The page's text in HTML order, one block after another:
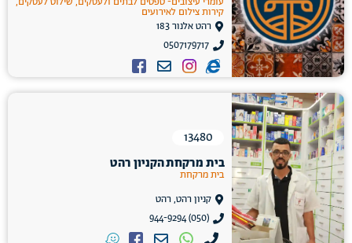
קירות צילום לאירועים
רהט אלנור 183
0507179717
13480
בית מרקחת הקניון רהט
בית מרקחת
קניון רהט, רהט
(050) 944-9294